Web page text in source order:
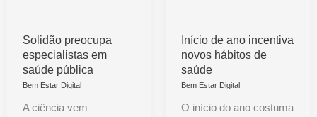
Solidão preocupa
especialistas em
saúde pública
Bem Estar Digital
A ciência vem
Início de ano incentiva
novos hábitos de
saúde
Bem Estar Digital
O início do ano costuma